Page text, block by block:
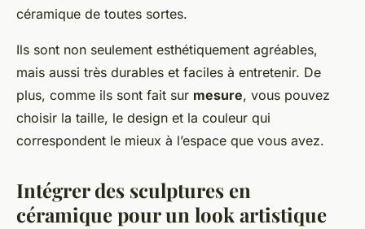
céramique de toutes sortes.
Ils sont non seulement esthétiquement agréables,
mais aussi très durables et faciles à entretenir. De
plus, comme ils sont fait sur mesure, vous pouvez
choisir la taille, le design et la couleur qui
correspondent le mieux à l’espace que vous avez.
Intégrer des sculptures en
céramique pour un look artistique